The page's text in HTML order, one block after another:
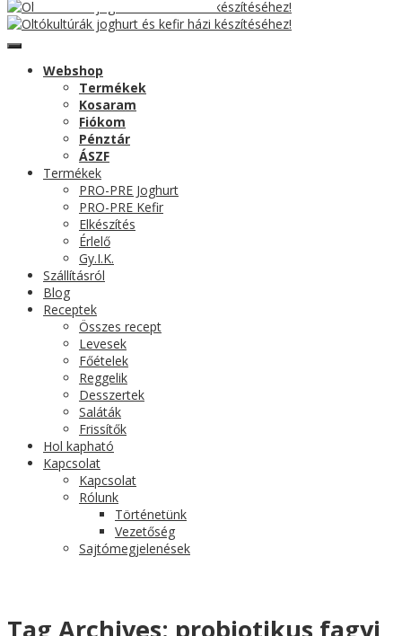
Webshop
Termékek
Kosaram
Fiókom
Pénztár
ÁSZF
Termékek
PRO-PRE Joghurt
PRO-PRE Kefir
Elkészítés
Érlelő
Gy.I.K.
Szállításról
Blog
Receptek
Összes recept
Levesek
Főételek
Reggelik
Desszertek
Saláták
Frissítők
Hol kapható
Kapcsolat
Kapcsolat
Rólunk
Történetünk
Vezetőség
Sajtómegjelenések